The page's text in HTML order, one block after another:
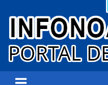
Infonoa Salta